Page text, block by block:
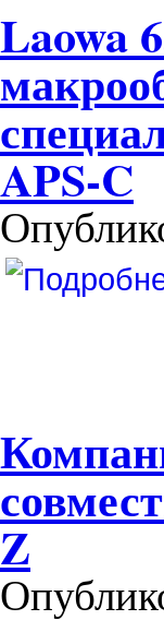
Laowa
APS-C
Z